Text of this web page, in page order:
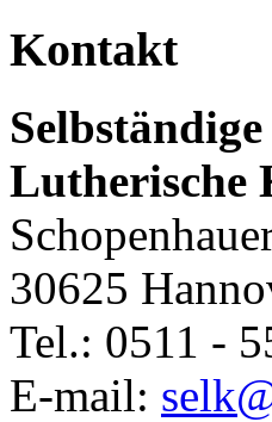
Kontakt
Lutherische
30625
Tel.: 0511 -
E-mail: